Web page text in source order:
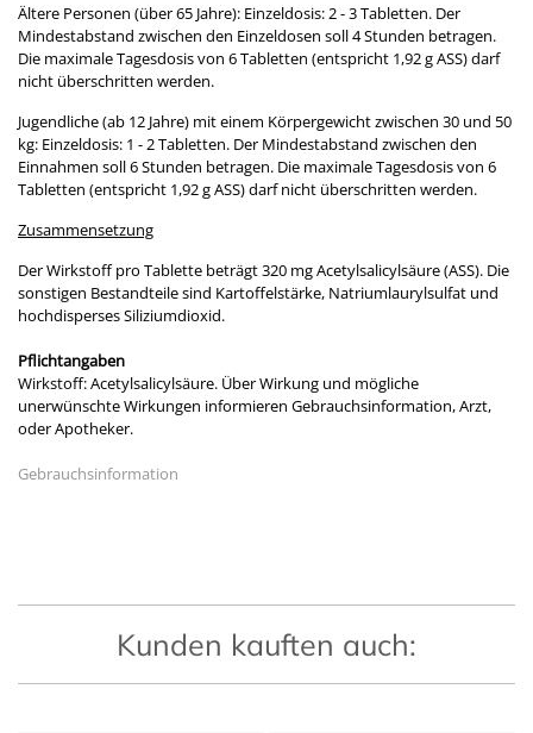
Ältere Personen (über 65 Jahre): Einzeldosis: 2 - 3 Tabletten. Der
Mindestabstand zwischen den Einzeldosen soll 4 Stunden betragen.
Die maximale Tagesdosis von 6 Tabletten (entspricht 1,92 g ASS) darf
nicht überschritten werden.
Jugendliche (ab 12 Jahre) mit einem Körpergewicht zwischen 30 und 50
kg: Einzeldosis: 1 - 2 Tabletten. Der Mindestabstand zwischen den
Einnahmen soll 6 Stunden betragen. Die maximale Tagesdosis von 6
Tabletten (entspricht 1,92 g ASS) darf nicht überschritten werden.
Zusammensetzung
Der Wirkstoff pro Tablette beträgt 320 mg Acetylsalicylsäure (ASS). Die
sonstigen Bestandteile sind Kartoffelstärke, Natriumlaurylsulfat und
hochdisperses Siliziumdioxid.
Pflichtangaben
Wirkstoff: Acetylsalicylsäure. Über Wirkung und mögliche
unerwünschte Wirkungen informieren Gebrauchsinformation, Arzt,
oder Apotheker.
Gebrauchsinformation
Kunden kauften auch: